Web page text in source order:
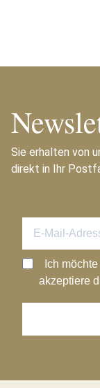
Sie erhalten von
direkt in Ihr
Ich
akzeptiere